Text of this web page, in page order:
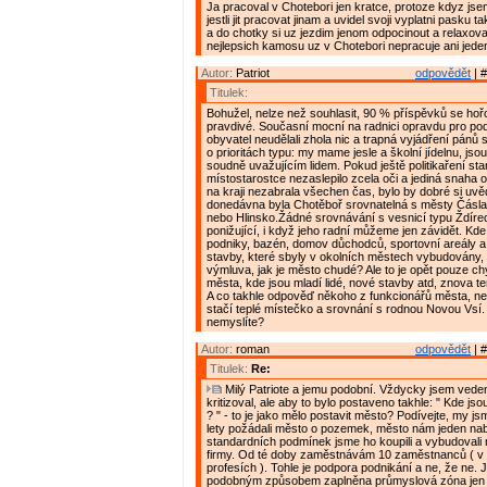
Ja pracoval v Chotebori jen kratce, protoze kdyz
jestli jit pracovat jinam a uvidel svoji vyplatni pasku
a do chotky si uz jezdim jenom odpocinout a
nejlepsich kamosu uz v Chotebori nepracuje ani
odpovědět |
Autor: Patriot
Titulek:
Bohužel, nelze než souhlasit, 90 % příspěvků se
pravdivé. Současní mocní na radnici opravdu pro
obyvatel neudělali zhola nic a trapná vyjádření pánů
o prioritách typu: my mame jesle a školní jídelnu,
soudně uvažujícím lidem. Pokud ještě politikaření
místostarostce nezaslepilo zcela oči a jediná snaha
na kraji nezabrala všechen čas, bylo by dobré si
donedávna byla Chotěboř srovnatelná s městy
nebo Hlinsko.Žádné srovnávání s vesnicí typu
ponižující, i když jeho radní můžeme jen závidět.
podniky, bazén, domov důchodců, sportovní areály
stavby, které sbyly v okolních městech vybudovány,
výmluva, jak je město chudé? Ale to je opět pouze
města, kde jsou mladí lidé, nové stavby atd, znova
A co takhle odpověď někoho z funkcionářů města,
stačí teplé místečko a srovnání s rodnou Novou Vsí.
nemyslíte?
odpovědět |
Autor: roman
Titulek: Re:
Milý Patriote a jemu podobní. Vždycky jsem
kritizoval, ale aby to bylo postaveno takhle: " Kde
? " - to je jako mělo postavit město? Podívejte, my
lety požádali město o pozemek, město nám jeden
standardních podmínek jsme ho koupili a vybudovali
firmy. Od té doby zaměstnávám 10 zaměstnanců (
profesích ). Tohle je podpora podnikání a ne, že ne.
podobným způsobem zaplněna průmyslová zóna